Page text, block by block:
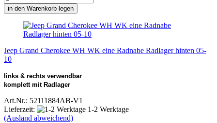
in den Warenkorb legen
Jeep Grand Cherokee WH WK eine Radnabe Radlager hinten 05-
10
links & rechts verwendbar
komplett mit Radlager
Art.Nr.: 52111884AB-V1
Lieferzeit:
1-2 Werktage
(Ausland abweichend)